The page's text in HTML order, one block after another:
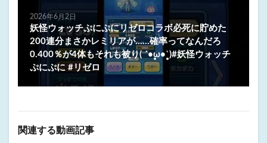
2026年6月2日
妖怪ウォッチぷにぷにリゼロコラボ必死に貯めた
200連分まさかレミリアが……確率ってなんだろ
0.400％が4体もそれも被り( ´•̥̥̥ω•̥̥̥`)#妖怪ウォッチ
ぷにぷに #リゼロ
関連する動画記事